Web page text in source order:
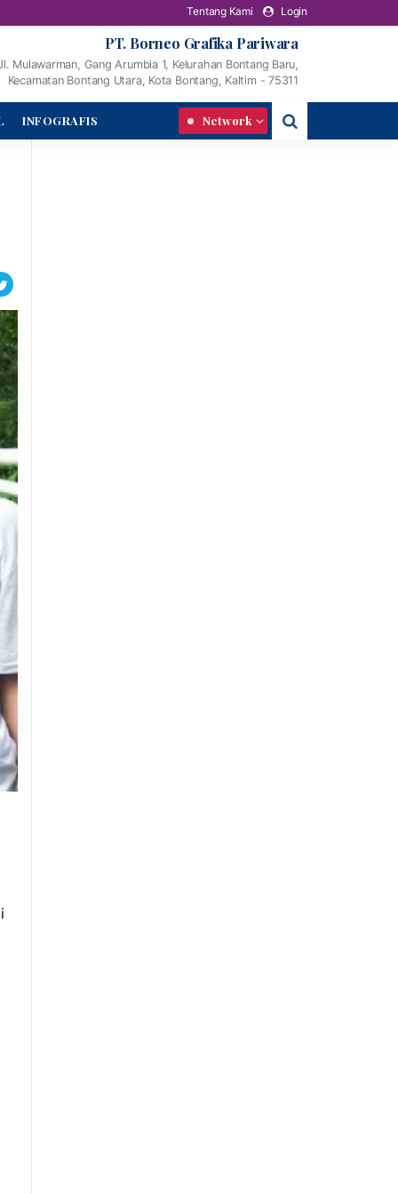
Tentang Kami Login
PT. Borneo Grafika Pariwara
Mulawarman, Gang Arumbia 1, Kelurahan Bontang Baru,
Kecamatan Bontang Utara, Kota Bontang, Kaltim - 75311
INFOGRAFIS Network